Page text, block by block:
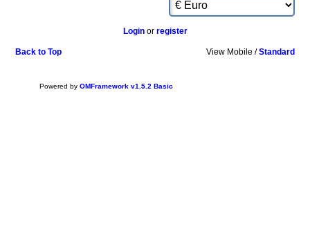
Loginor register
Back to Top View Mobile /Standard
Powered byOMFramework v1.5.2 Basic